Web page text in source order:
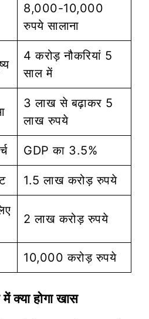
8,000-10,000
रुपये सालाना
4 करोड़ नौकरियां 5
साल में
3 लाख से बढ़ाकर 5
लाख रुपये
GDP का 3.5%
1.5 लाख करोड़ रुपये
2 लाख करोड़ रुपये
10,000 करोड़ रुपये
क्या होगा खास